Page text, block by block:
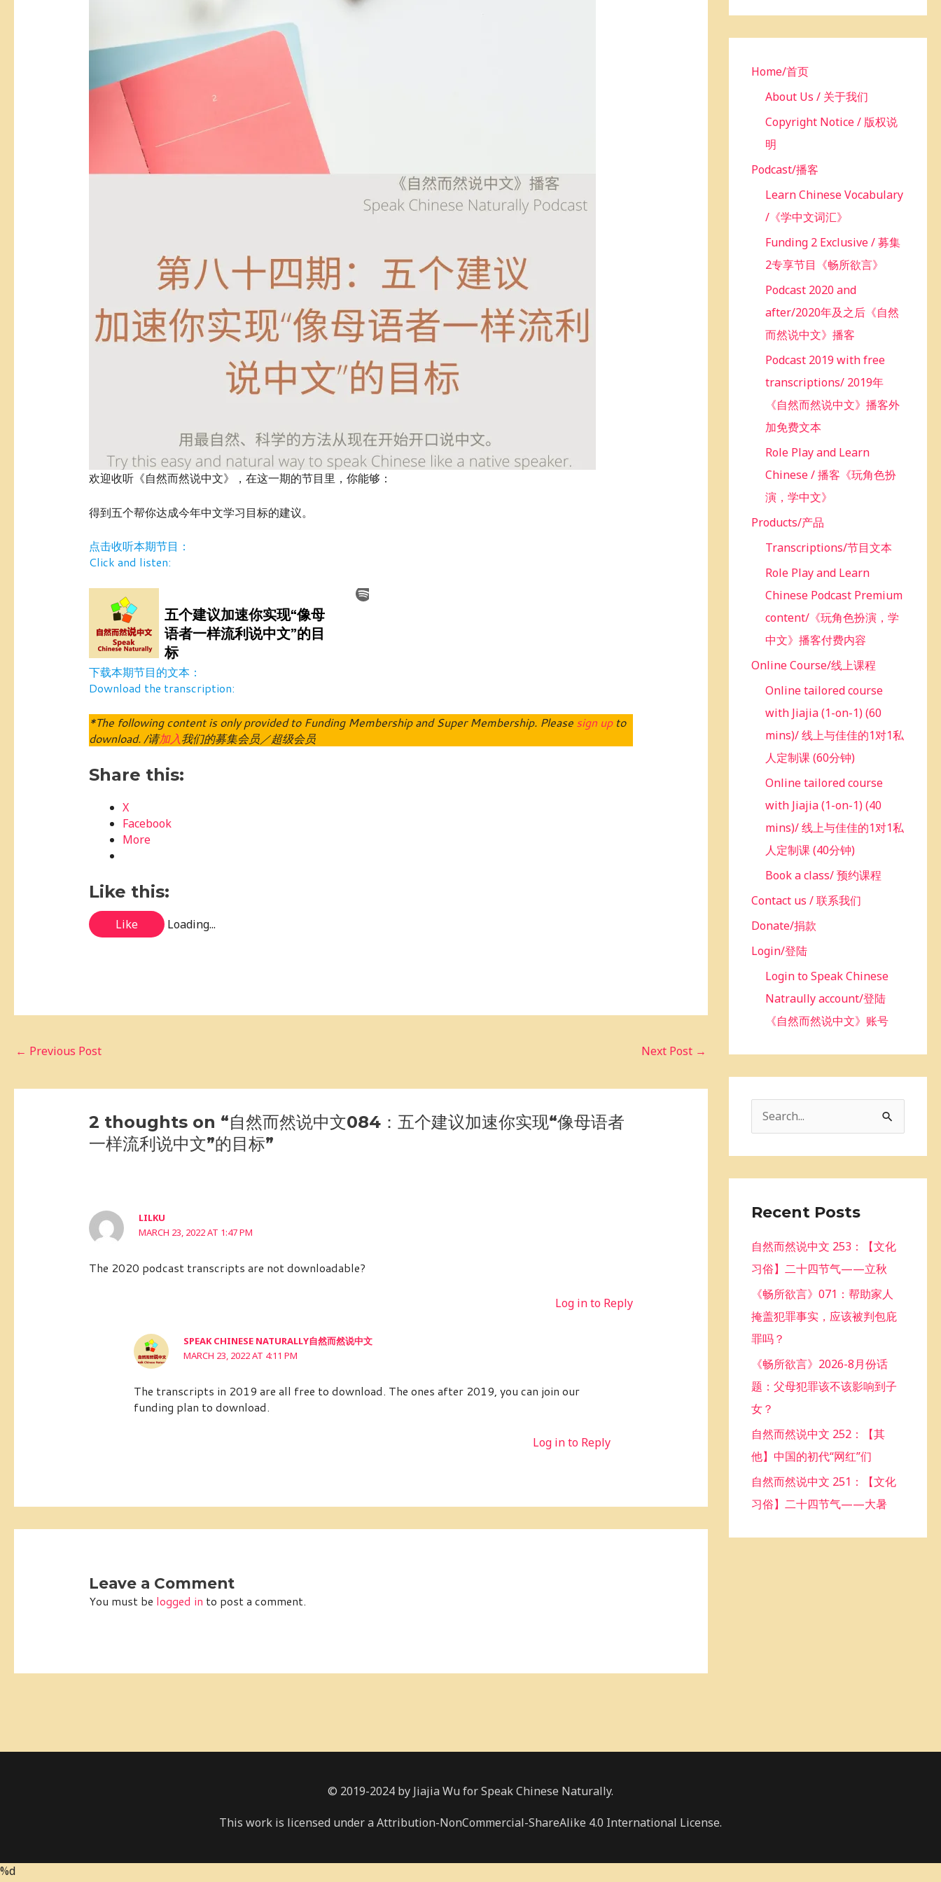
欢迎收听《自然而然说中文》，在这一期的节目里，你能够：
得到五个帮你达成今年中文学习目标的建议。
点击收听本期节目：
Click and listen:
下载本期节目的文本：
Download the transcription:
*The following content is only provided to Funding Membership and Super Membership. Please sign upto
download. /请加入我们的募集会员／超级会员
Share this:
X
Facebook
More
Like this:
Like Loading...
← Previous Post Next Post →
2 thoughts on “自然而然说中文084：五个建议加速你实现“像母语者
一样流利说中文”的目标”
LILKU
MARCH 23, 2022 AT 1:47 PM
The 2020 podcast transcripts are not downloadable?
Log in to Reply
SPEAK CHINESE NATURALLY自然而然说中文
MARCH 23, 2022 AT 4:11 PM
The transcripts in 2019 are all free to download. The ones after 2019, you can join our
funding plan to download.
Log in to Reply
Leave a Comment
You must be logged in to post a comment.
r
Home/首页
About Us / 关于我们
Copyright Notice / 版权说
明
Podcast/播客
Learn Chinese Vocabulary
/《学中文词汇》
Funding 2 Exclusive / 募集
2专享节目《畅所欲言》
Podcast 2020 and
after/2020年及之后《自然
而然说中文》播客
Podcast 2019 with free
transcriptions/ 2019年
《自然而然说中文》播客外
加免费文本
Role Play and Learn
Chinese / 播客《玩角色扮
演，学中文》
Products/产品
Transcriptions/节目文本
Role Play and Learn
Chinese Podcast Premium
content/《玩角色扮演，学
中文》播客付费内容
Online Course/线上课程
Online tailored course
with Jiajia (1-on-1) (60
mins)/ 线上与佳佳的1对1私
人定制课 (60分钟)
Online tailored course
with Jiajia (1-on-1) (40
mins)/ 线上与佳佳的1对1私
人定制课 (40分钟)
Book a class/ 预约课程
Contact us / 联系我们
Donate/捐款
Login/登陆
Login to Speak Chinese
Natraully account/登陆
《自然而然说中文》账号
c
f
o
:
Recent Posts
自然而然说中文 253：【文化
习俗】二十四节气——立秋
《畅所欲言》071：帮助家人
掩盖犯罪事实，应该被判包庇
罪吗？
《畅所欲言》2026-8月份话
题：父母犯罪该不该影响到子
女？
自然而然说中文 252：【其
他】中国的初代“网红”们
自然而然说中文 251：【文化
习俗】二十四节气——大暑
© 2019-2024 by Jiajia Wu for Speak Chinese Naturally.
This work is licensed under a Attribution-NonCommercial-ShareAlike 4.0 International License.
%d